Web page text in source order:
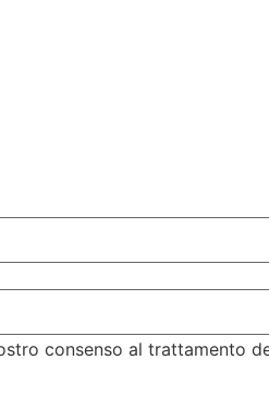
consenso al